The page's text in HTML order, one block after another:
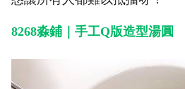
8268淼鋪｜手工Q版造型湯圓